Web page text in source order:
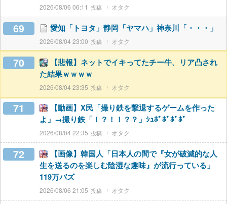
2026/08/06 06:11 オタク
69 愛知「トヨタ」静岡「ヤマハ」神奈川「・・・」
2026/08/04 23:00 オタク
70
【悲報】ネットでイキってたチー牛、リア凸され
た結果ｗｗｗｗ
2026/08/04 23:35 オタク
71
【動画】X民「撮り鉄を撃退するゲームを作った
よ」→撮り鉄「！？！！？？」ｼｭﾎﾟﾎﾟﾎﾟﾎﾟ
2026/08/04 22:35 オタク
72
【画像】韓国人「日本人の間で『女が破滅的な人
生を送るのを楽しむ陰湿な趣味』が流行っている」
119万バズ
2026/08/06 21:05 オタク